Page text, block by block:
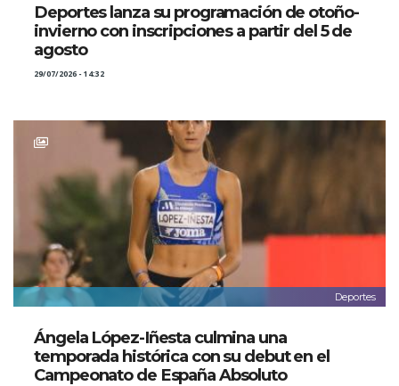
Deportes lanza su programación de otoño-
invierno con inscripciones a partir del 5 de
agosto
29/07/2026 - 14:32
Deportes
Ángela López-Iñesta culmina una
temporada histórica con su debut en el
Campeonato de España Absoluto